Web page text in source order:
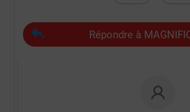
Répondre à